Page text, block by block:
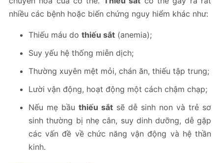
nhiều các bệnh hoặc biến chứng nguy hiểm khác như:
Thiếu máu do thiếu sắt (anemia);
Suy yếu hệ thống miễn dịch;
Thường xuyên mệt mỏi, chán ăn, thiếu tập trung;
Lười vận động, hoạt động một cách chậm chạp;
Nếu mẹ bầu thiếu sắt sẽ dễ sinh non và trẻ sơ
sinh thường bị nhẹ cân, suy dinh dưỡng, dễ gặp
các vấn đề về chức năng vận động và hệ thần
kinh.